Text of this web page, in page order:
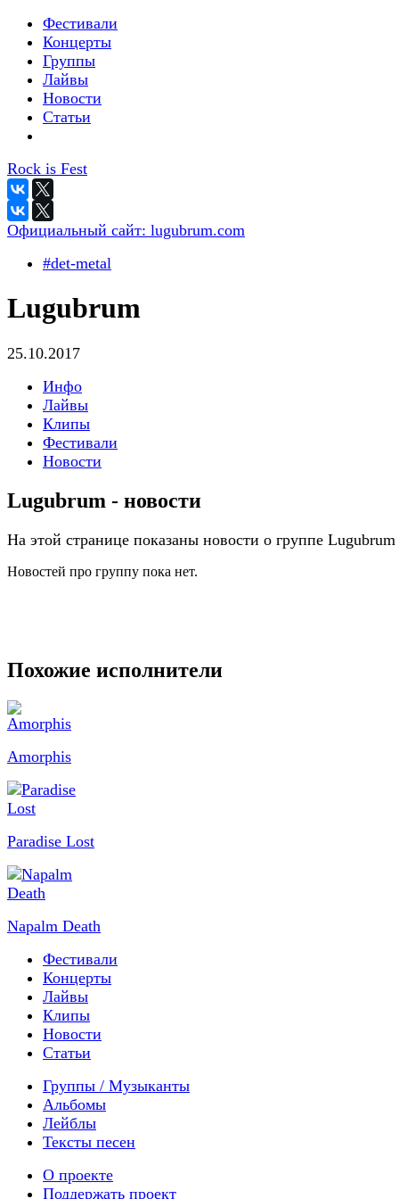
Фестивали
Концерты
Группы
Лайвы
Новости
Статьи
Rock is Fest
Официальный сайт: lugubrum.com
#det-metal
Lugubrum
25.10.2017
Инфо
Лайвы
Клипы
Фестивали
Новости
Lugubrum - новости
На этой странице показаны новости о группе Lugubrum
Новостей про группу пока нет.
Похожие исполнители
Amorphis
Paradise Lost
Napalm Death
Фестивали
Концерты
Лайвы
Клипы
Новости
Статьи
Группы / Музыканты
Альбомы
Лейблы
Тексты песен
О проекте
Поддержать проект